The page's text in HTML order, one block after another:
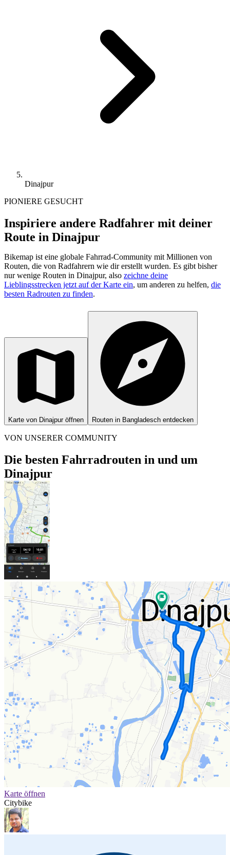
Dinajpur
PIONIERE GESUCHT
Inspiriere andere Radfahrer mit deiner
Route in Dinajpur
Bikemap ist eine globale Fahrrad-Community mit Millionen von
Routen, die von Radfahrern wie dir erstellt wurden. Es gibt bisher
nur wenige Routen in Dinajpur, also zeichne deine
Lieblingsstrecken jetzt auf der Karte ein, um anderen zu helfen, die
besten Radrouten zu finden.
Karte von Dinajpur öffnen Routen in Bangladesch entdecken
VON UNSERER COMMUNITY
Die besten Fahrradrouten in und um
Dinajpur
Karte öffnen
Citybike